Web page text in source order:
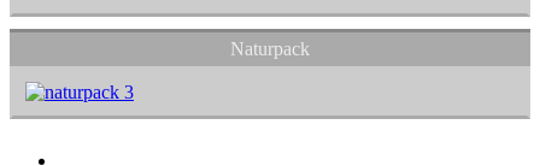
Naturpack